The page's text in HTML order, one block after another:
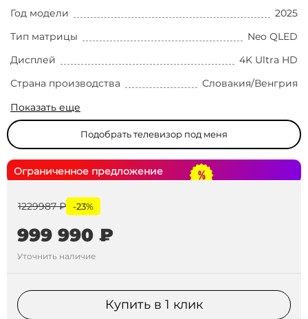
Год модели
2025
Тип матрицы
Neo QLED
Дисплей
4K Ultra HD
Страна производства
Словакия/Венгрия
Показать еще
Подобрать телевизор под меня
Ограниченное предложение
1229987 ₽ -23%
999 990 ₽
Уточнить наличие
Купить в 1 клик